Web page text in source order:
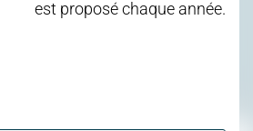
est proposé chaque année.